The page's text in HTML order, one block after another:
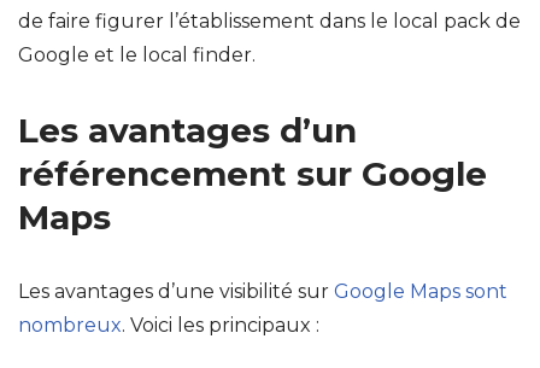
de faire figurer l’établissement dans le local pack de
Google et le local finder.
Les avantages d’un
référencement sur Google
Maps
Les avantages d’une visibilité sur Google Maps sont
nombreux. Voici les principaux :